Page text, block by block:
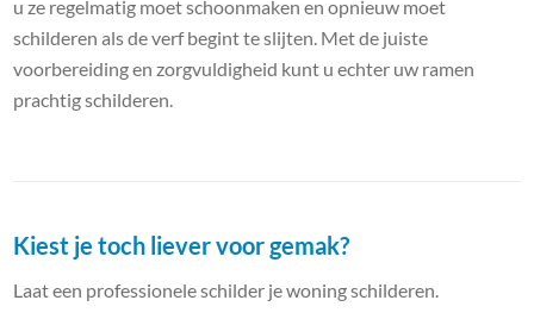
u ze regelmatig moet schoonmaken en opnieuw moet
schilderen als de verf begint te slijten. Met de juiste
voorbereiding en zorgvuldigheid kunt u echter uw ramen
prachtig schilderen.
Kiest je toch liever voor gemak?
Laat een professionele schilder je woning schilderen.